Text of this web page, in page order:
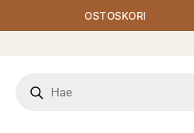
OSTOSKORI
search